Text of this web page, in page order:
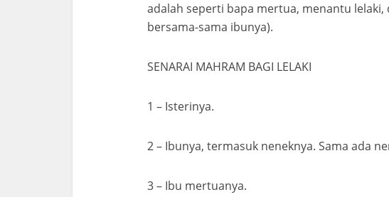
adalah seperti bapa mertua, menantu
bersama-sama ibunya).
SENARAI MAHRAM BAGI LELAKI
1 – Isterinya.
2 – Ibunya, termasuk neneknya. Sama ada
3 – Ibu mertuanya.